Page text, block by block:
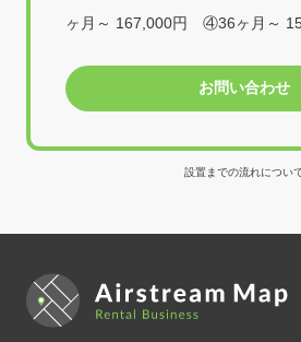
ヶ月～ 167,000円 ④36ヶ月～
お問い合わせ
設置までの流れについ